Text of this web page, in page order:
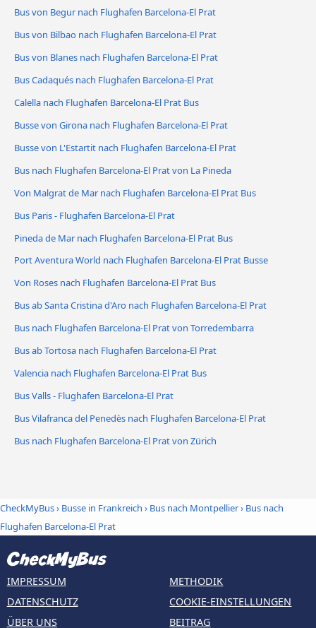
Bus von Begur nach Flughafen Barcelona-El Prat
Bus von Bilbao nach Flughafen Barcelona-El Prat
Bus von Blanes nach Flughafen Barcelona-El Prat
Bus Cadaqués nach Flughafen Barcelona-El Prat
Calella nach Flughafen Barcelona-El Prat Bus
Busse von Girona nach Flughafen Barcelona-El Prat
Busse von L'Estartit nach Flughafen Barcelona-El Prat
Bus nach Flughafen Barcelona-El Prat von La Pineda
Von Malgrat de Mar nach Flughafen Barcelona-El Prat Bus
Bus Paris - Flughafen Barcelona-El Prat
Pineda de Mar nach Flughafen Barcelona-El Prat Bus
Port Aventura World nach Flughafen Barcelona-El Prat Busse
Von Roses nach Flughafen Barcelona-El Prat Bus
Bus ab Santa Cristina d'Aro nach Flughafen Barcelona-El Prat
Bus nach Flughafen Barcelona-El Prat von Torredembarra
Bus ab Tortosa nach Flughafen Barcelona-El Prat
Valencia nach Flughafen Barcelona-El Prat Bus
Bus Valls - Flughafen Barcelona-El Prat
Bus Vilafranca del Penedès nach Flughafen Barcelona-El Prat
Bus nach Flughafen Barcelona-El Prat von Zürich
CheckMyBus› Busse in Frankreich › Bus nach Montpellier› Bus nach
Flughafen Barcelona-El Prat
IMPRESSUM
DATENSCHUTZ
ÜBER UNS
METHODIK
COOKIE-EINSTELLUNGEN
BEITRAG